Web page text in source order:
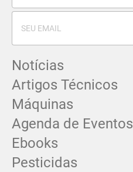
Notícias
Artigos Técnicos
Máquinas
Agenda de Eventos
Ebooks
Pesticidas